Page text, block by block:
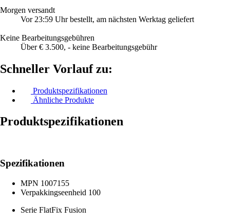
Morgen versandt
Vor 23:59 Uhr bestellt, am nächsten Werktag geliefert
Keine Bearbeitungsgebühren
Über € 3.500, - keine Bearbeitungsgebühr
Schneller Vorlauf zu:
Produktspezifikationen
Ähnliche Produkte
Produktspezifikationen
Spezifikationen
MPN 1007155
Verpakkingseenheid 100
Serie FlatFix Fusion